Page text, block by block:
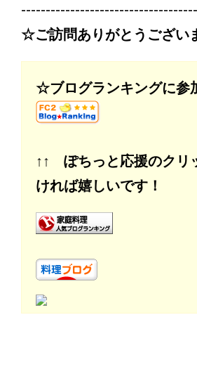
☆ご訪問ありがとうござい
☆ブログランキングに参
↑↑ ぽちっと応援のクリ
ければ嬉しいです！